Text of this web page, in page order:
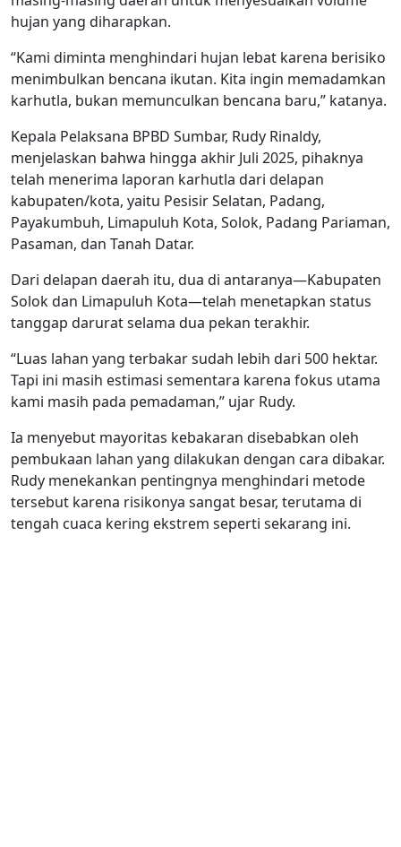
hujan yang diharapkan.
“Kami diminta menghindari hujan lebat karena berisiko
menimbulkan bencana ikutan. Kita ingin memadamkan
karhutla, bukan memunculkan bencana baru,” katanya.
Kepala Pelaksana BPBD Sumbar, Rudy Rinaldy,
menjelaskan bahwa hingga akhir Juli 2025, pihaknya
telah menerima laporan karhutla dari delapan
kabupaten/kota, yaitu Pesisir Selatan, Padang,
Payakumbuh, Limapuluh Kota, Solok, Padang Pariaman,
Pasaman, dan Tanah Datar.
Dari delapan daerah itu, dua di antaranya—Kabupaten
Solok dan Limapuluh Kota—telah menetapkan status
tanggap darurat selama dua pekan terakhir.
“Luas lahan yang terbakar sudah lebih dari 500 hektar.
Tapi ini masih estimasi sementara karena fokus utama
kami masih pada pemadaman,” ujar Rudy.
Ia menyebut mayoritas kebakaran disebabkan oleh
pembukaan lahan yang dilakukan dengan cara dibakar.
Rudy menekankan pentingnya menghindari metode
tersebut karena risikonya sangat besar, terutama di
tengah cuaca kering ekstrem seperti sekarang ini.